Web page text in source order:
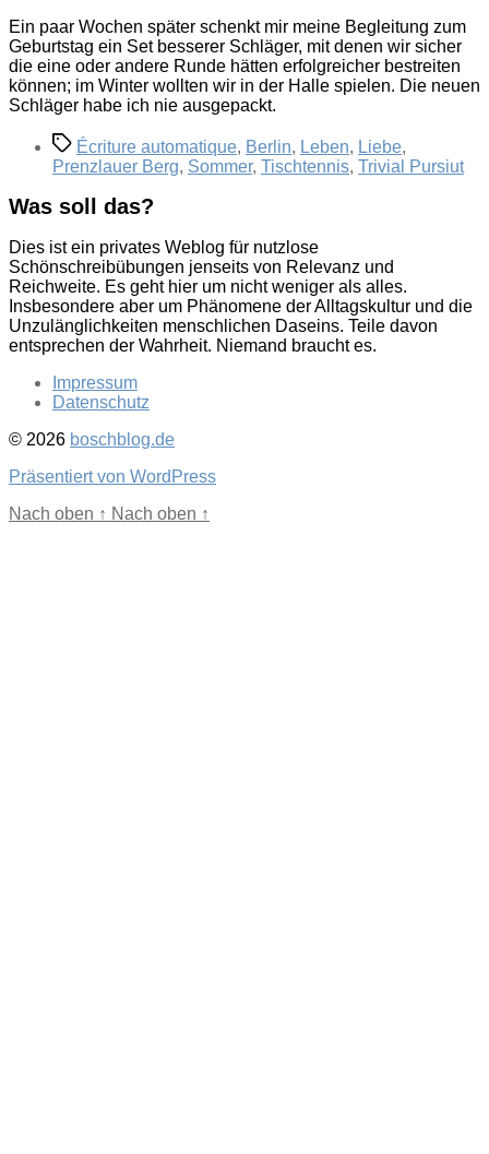
Ein paar Wochen später schenkt mir meine Begleitung zum
Geburtstag ein Set besserer Schläger, mit denen wir sicher
die eine oder andere Runde hätten erfolgreicher bestreiten
können; im Winter wollten wir in der Halle spielen. Die neuen
Schläger habe ich nie ausgepackt.
Schlagwörter
Écriture automatique, Berlin, Leben, Liebe,
Prenzlauer Berg, Sommer, Tischtennis, Trivial Pursiut
Was soll das?
Dies ist ein privates Weblog für nutzlose
Schönschreibübungen jenseits von Relevanz und
Reichweite. Es geht hier um nicht weniger als alles.
Insbesondere aber um Phänomene der Alltagskultur und die
Unzulänglichkeiten menschlichen Daseins. Teile davon
entsprechen der Wahrheit. Niemand braucht es.
Impressum
Datenschutz
© 2026 boschblog.de
Präsentiert von WordPress
Nach oben ↑ Nach oben ↑